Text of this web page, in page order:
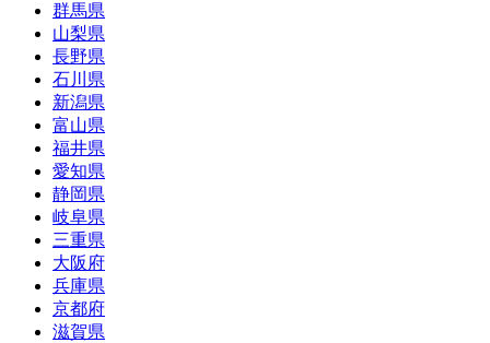
群馬県
山梨県
長野県
石川県
新潟県
富山県
福井県
愛知県
静岡県
岐阜県
三重県
大阪府
兵庫県
京都府
滋賀県